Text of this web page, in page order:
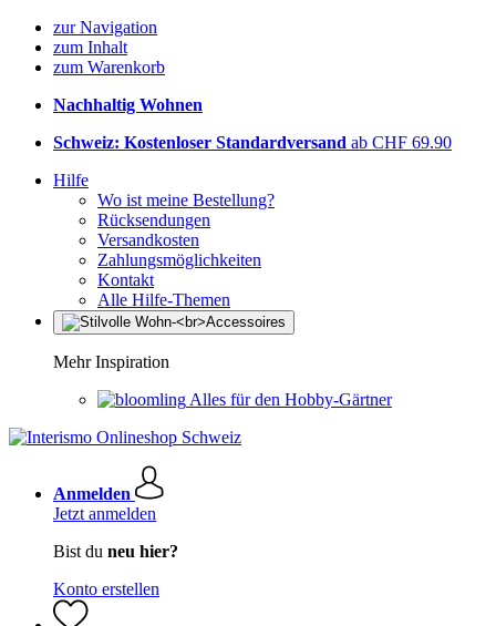
zur Navigation
zum Inhalt
zum Warenkorb
Nachhaltig Wohnen
Schweiz: Kostenloser Standardversand ab CHF 69.90
Hilfe
Wo ist meine Bestellung?
Rücksendungen
Versandkosten
Zahlungsmöglichkeiten
Kontakt
Alle Hilfe-Themen
Mehr Inspiration
Alles für den Hobby-Gärtner
Anmelden
Jetzt anmelden
Bist du neu hier?
Konto erstellen